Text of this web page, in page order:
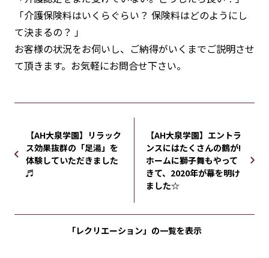
「介護保険料はいくらぐらい？ 保険料はどのようにし
て決まるの？ 」
お客様の状況をお伺いし、ご納得がいくまでご説明させ
て頂きます。お気軽にお問合せ下さい。
【AH大泉学園】リラック
ス効果抜群の「足湯」を
体験していただきました
♬
【AH大泉学園】エントラ
ンスにはたくさんの鶴が!
ホームに獅子舞もやって
きて、2020年が幕を明け
ました☆
「レクリエーション」の一覧を表示